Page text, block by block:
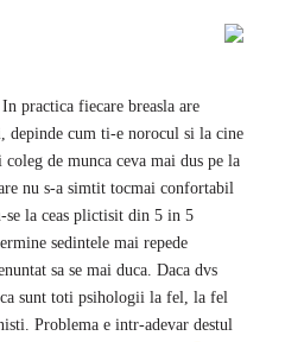
practica fiecare breasla are
depinde cum ti-e norocul si la cine
de munca ceva mai dus pe la
nu s-a simtit tocmai confortabil
se la ceas plictisit din 5 in 5
sedintele mai repede
sa se mai duca. Daca dvs
sunt toti psihologii la fel, la fel
Problema e intr-adevar destul